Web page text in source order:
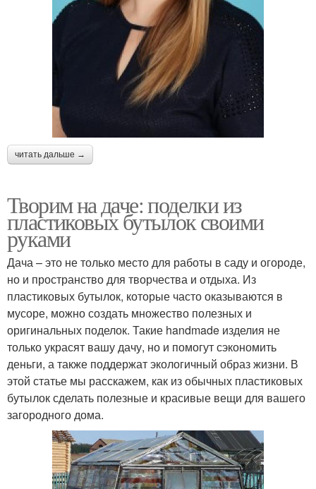
читать дальше →
Творим на даче: поделки из
пластиковых бутылок своими
руками
Дача – это не только место для работы в саду и огороде,
но и пространство для творчества и отдыха. Из
пластиковых бутылок, которые часто оказываются в
мусоре, можно создать множество полезных и
оригинальных поделок. Такие handmade изделия не
только украсят вашу дачу, но и помогут сэкономить
деньги, а также поддержат экологичный образ жизни. В
этой статье мы расскажем, как из обычных пластиковых
бутылок сделать полезные и красивые вещи для вашего
загородного дома.